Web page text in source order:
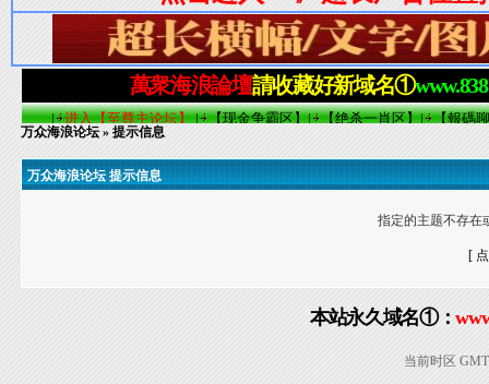
万众海浪论坛 » 提示信息
万众海浪论坛 提示信息
指定的主题不存在
[
本站永久域名①：
当前时区